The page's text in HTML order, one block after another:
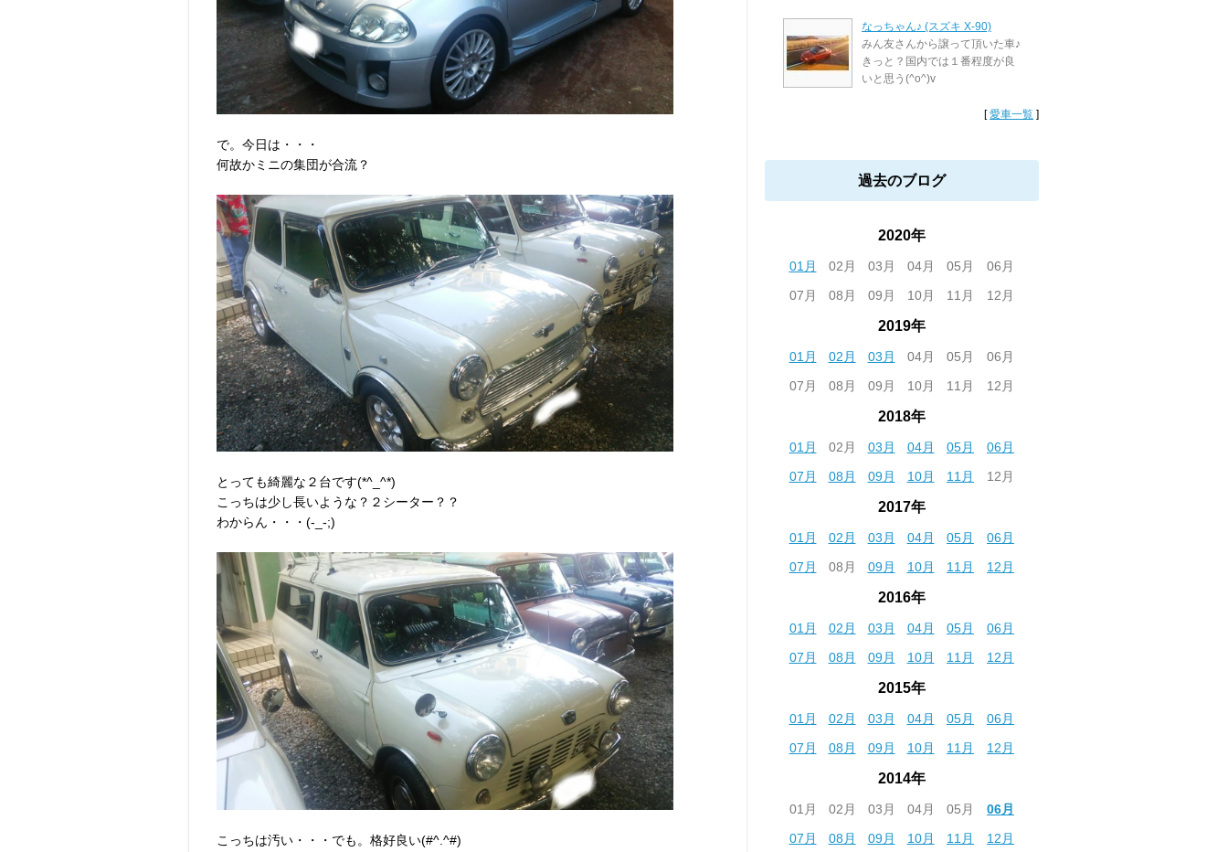
で。今日は・・・
何故かミニの集団が合流？
とっても綺麗な２台です(*^_^*)
こっちは少し長いような？２シーター？？
わからん・・・(-_-;)
こっちは汚い・・・でも。格好良い(#^.^#)
なっちゃん♪ (スズキ X-90)
みん友さんから譲って頂いた車♪
きっと？国内では１番程度が良
いと思う(^o^)v
[愛車一覧 ]
過去のブログ
2020年
01月 02月 03月 04月 05月
06月
07月
08月 09月 10月 11月 12月
2019年
01月 02月 03月 04月 05月
06月
07月
08月 09月 10月 11月 12月
2018年
01月 02月 03月 04月 05月
06月
07月
08月 09月 10月 11月 12月
2017年
01月 02月 03月 04月 05月
06月
07月
08月 09月 10月 11月 12月
2016年
01月 02月 03月 04月 05月
06月
07月
08月 09月 10月 11月 12月
2015年
01月 02月 03月 04月 05月
06月
07月
08月 09月 10月 11月 12月
2014年
01月 02月 03月 04月 05月
06月
07月
08月 09月 10月 11月 12月